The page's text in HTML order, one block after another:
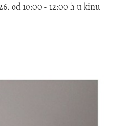
od 10:00 - 12:00 h u kinu